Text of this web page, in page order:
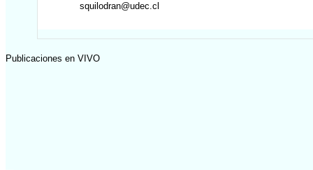
squilodran@udec.cl
Publicaciones en VIVO